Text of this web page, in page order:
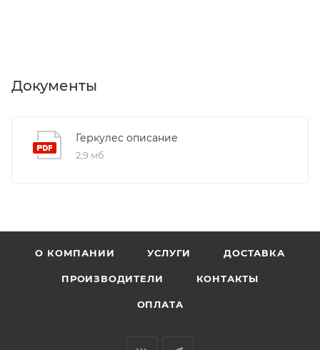
Документы
Геркулес описание
2,9 мб
О КОМПАНИИ УСЛУГИ ДОСТАВКА
ПРОИЗВОДИТЕЛИ КОНТАКТЫ
ОПЛАТА